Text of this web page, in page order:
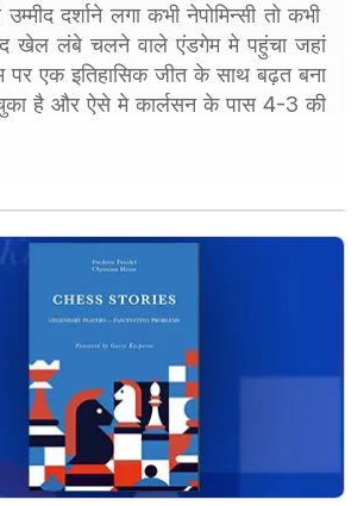
दर्शाने लगा कभी नेपोमिन्सी तो कभी
खेल लंबे चलने वाले एंडगेम मे पहुंचा जहां
पर एक इतिहासिक जीत के साथ बढ़त बना
है और ऐसे मे कार्लसन के पास 4-3 की